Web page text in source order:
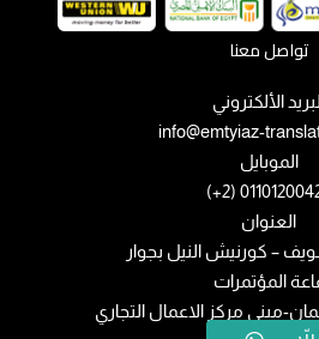
تواصل معنا
الألكتروني
info@emtyiaz-
الموبايل
01101200420
العنوان
– كورنيش النيل بجوار
المؤتمرات
مبني مركز الاعمال التجاري